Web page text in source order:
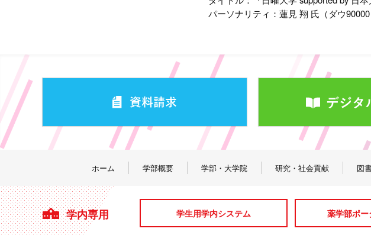
パーソナリティ：蓮見 翔 氏（ダウ
ホーム 学部概要 学部・大学院 研究・社会貢献 図
学内専用 学生用学内システム 薬学部ポー